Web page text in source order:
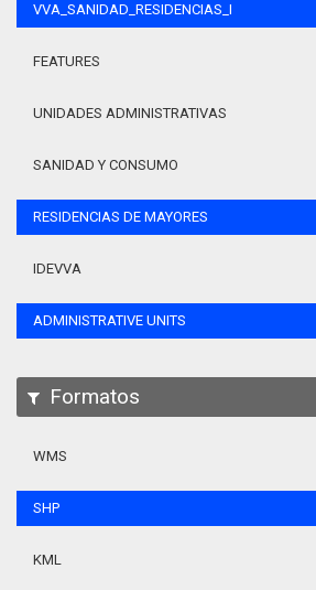
VVA_SANIDAD_RESIDENCIAS_MAYORES_105
FEATURES
UNIDADES ADMINISTRATIVAS
SANIDAD Y CONSUMO
RESIDENCIAS DE MAYORES
IDEVVA
ADMINISTRATIVE UNITS
Formatos
WMS
SHP
KML